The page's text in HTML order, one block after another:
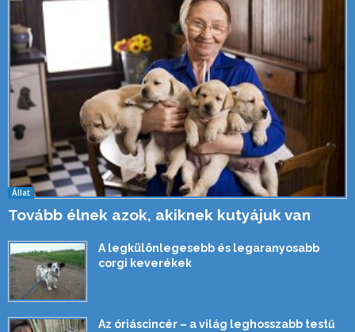
Állat
Tovább élnek azok, akiknek kutyájuk van
A legkülönlegesebb és legaranyosabb
corgi keverékek
Az óriáscincér – a világ leghosszabb testű